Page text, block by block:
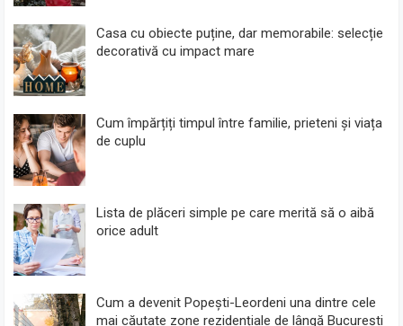
Casa cu obiecte puține, dar memorabile: selecție
decorativă cu impact mare
Cum împărțiți timpul între familie, prieteni și viața
de cuplu
Lista de plăceri simple pe care merită să o aibă
orice adult
Cum a devenit Popești-Leordeni una dintre cele
mai căutate zone rezidențiale de lângă București